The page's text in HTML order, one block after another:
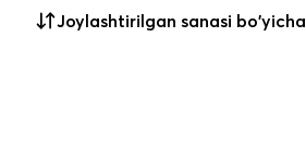
Joylashtirilgan sanasi bo'yicha